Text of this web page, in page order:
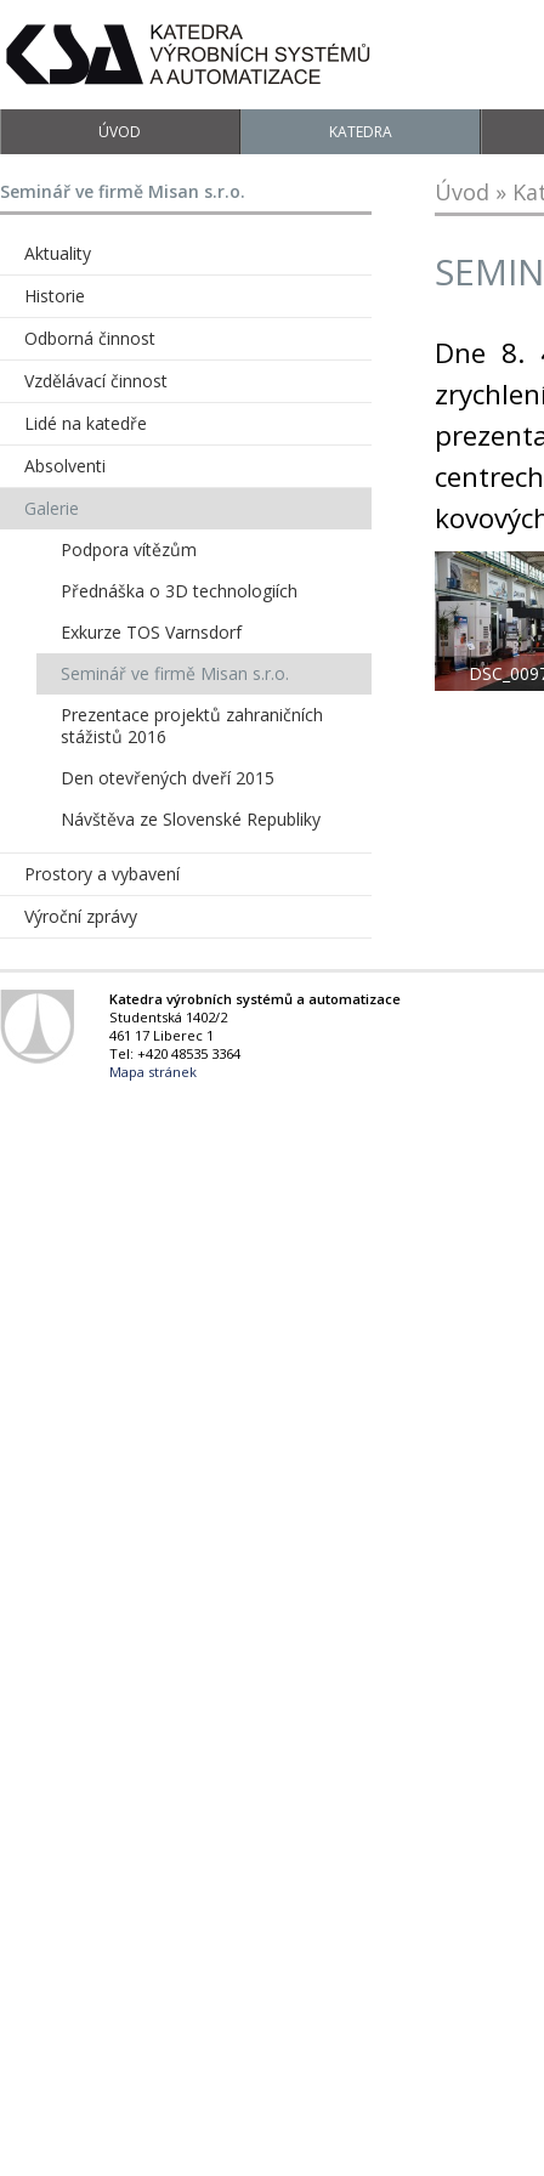
ÚVOD KATEDRA
Úvod »
Dne 8.
Seminář ve firmě Misan s.r.o.
Aktuality
Historie
Odborná činnost
Vzdělávací činnost
Lidé na katedře
Absolventi
Galerie
Podpora vítězům
Přednáška o 3D technologiích
Exkurze TOS Varnsdorf
Seminář ve firmě Misan s.r.o.
Prezentace projektů zahraničních
stážistů 2016
Den otevřených dveří 2015
Návštěva ze Slovenské Republiky
Prostory a vybavení
Výroční zprávy
Katedra výrobních systémů a automatizace
Studentská 1402/2
461 17 Liberec 1
Tel: +420 48535 3364
Mapa stránek